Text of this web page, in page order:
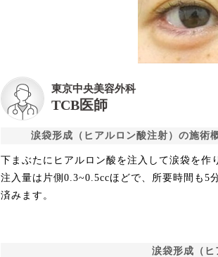
東京中央美容外科
TCB医師
涙袋形成（ヒアルロン酸注射）の施術
下まぶたにヒアルロン酸を注入して涙袋を作
注入量は片側0.3~0.5ccほどで、所要時間も5
済みます。
涙袋形成（ヒ